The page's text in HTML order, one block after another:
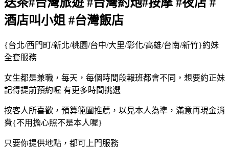
酒店叫小姐 #台灣飯店
{台北/西門町/新北/桃園/台中/大里/彰化/高雄/台南/新竹}約妹
全套服務
女生都是兼職，每天，每個時間段報班都會不同，想要約正妹
記得提前預約喔 有更多時間挑選
按客人所喜歡，預算範圍推薦，以見本人為準，滿意再現金消
費{不用擔心照不是本人喔}
只要你提供地點，都可上門服務